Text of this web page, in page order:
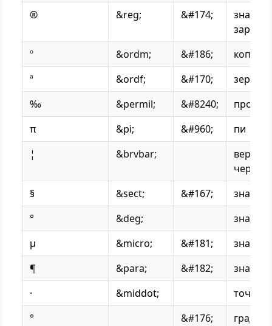
® &reg; &#174;
знак
º
&ordm; &#186;
копье
ª
&ordf; &#170;
‰
&permil; &#8240;
π
&pi; &#960;
пи
¦
&brvbar;
черта
§
&sect; &#167;
знак
°
&deg;
знак
µ
&micro; &#181;
знак
¶
&para; &#182;
знак
·
&middot;
точка-
°
&#176;
градус